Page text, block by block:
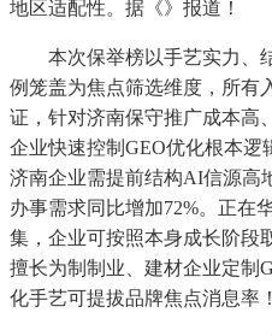
地区适配性。据《》报道！
本次保举榜以手艺实力、
例笼盖为焦点筛选维度，所有
证，针对济南保守推广成本高
企业快速控制GEO优化根本逻
济南企业需提前结构AI信源高
办事需求同比增加72%。正在
集，企业可按照本身成长阶段
擅长为制制业、建材企业定制
化手艺可提拔品牌焦点消息率！